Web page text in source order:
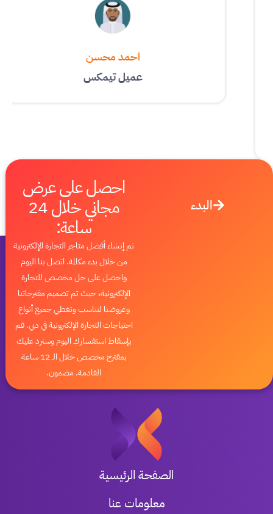
احمد محسن
عميل تيمكس
احصل على عرض
مجاني خلال 24
ساعة:
تم إنشاء أفضل متاجر التجارة الإلكترونية
من خلال بدء مكالمة. اتصل بنا اليوم
واحصل على حل مخصص للتجارة
الإلكترونية، حيث تم تصميم مقترحاتنا
وعروضنا لتناسب وتغطي جميع أنواع
احتياجات التجارة الإلكترونية في دبي. قم
بإسقاط استفسارك اليوم وسنرد عليك
بمقترح مخصص خلال الـ 12 ساعة
القادمة. مضمون.
البدء
الصفحة الرئيسية
معلومات عنا